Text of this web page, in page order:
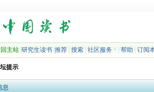
主站| 研究生读书| 推荐| 搜索| 社区服务 帮助 订阅
提示
息